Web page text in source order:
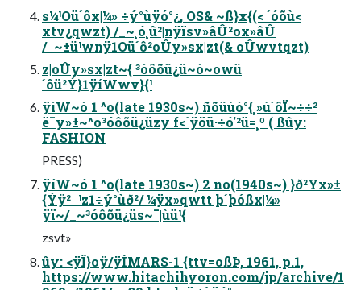
s¼¹Oü´ôx|¼» ÷ý°ùÿó°¿, OS& ~ß}x{(< ´óõù<
xtv¿qwzt) /_~¸ó¸û²|nÿïsv»âÛ²ox»âÛ
/_~±ü¹wnÿ1Oü´ô²oÛy»sx|zt(& oÛwvtqzt)
z|oÛy»sx|zt~{ ³óôõü¿ü~ó~owü
´ôü²Ý}1ÿíWwv}{¹
ÿíW~ó 1 ^o(late 1930s~) ñõüúó°{¸»ù´ôÏ~÷÷²
ë¯y»±~^o³óôõü¿üzy f<´ÿöü·÷ó'²ü=¸º ( ßûy:
FASHION
PRESS)
ÿíW~ó 1 ^o(late 1930s~) 2 no(1940s~) }ð²Yx»±
{Ýÿ²_¹z1÷ý°ùð²/ ¼ÿx»qwtt þ´þóßx|¼»
ÿï~/_~³óôõü¿üs~¯|ùü¹{
zsvt»
ûy: <ÿÎ}oÿ/ÿÍMARS-1 {ttv=oßÞ, 1961, p.1,
https://www.hitachihyoron.com/jp/archive/1